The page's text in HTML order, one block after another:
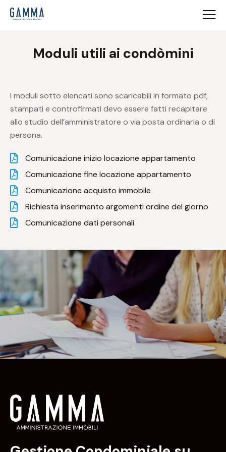
Moduli utili ai condòmini
I moduli sotto elencati sono scaricabili in formato pdf,
stampati e controfirmati devo essere fatti recapitare
allo studio dell’amministratore o via posta ordinaria o di
persona.
Comunicazione inizio locazione appartamento
Comunicazione fine locazione appartamento
Comunicazione acquisto immobile
Richiesta inserimento argomenti ordine del giorno
Comunicazione dati personali